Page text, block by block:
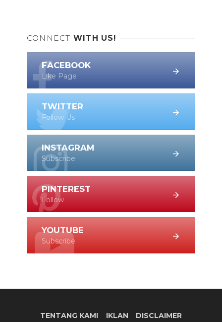
CONNECT WITH US!
FACEBOOK
Like Page
TWITTER
Follow Us
INSTAGRAM
Subscribe
PINTEREST
Follow
YOUTUBE
Subscribe
TENTANG KAMI IKLAN DISCLAIMER